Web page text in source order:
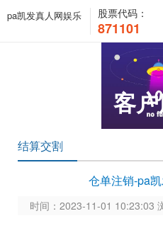
pa凯发真人网娱乐 股票代码：
871101
客
结算交割
仓单注销-pa
时间：2023-11-01 10:23:03